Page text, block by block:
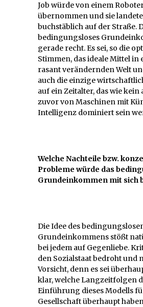
Job würde von einem
übernommen und sie
buchstäblich auf der Straße.
bedingungsloses
gerade recht. Es sei, so die
Stimmen, das ideale Mittel in
rasant verändernden Welt
auch die einzige
auf ein Zeitalter, das wie kein
zuvor von Maschinen mit
Intelligenz dominiert sein
Welche Nachteile bzw.
Probleme würde das
Grundeinkommen mit sich
Die Idee des
Grundeinkommens stößt
bei jedem auf Gegenliebe.
den Sozialstaat bedroht und
Vorsicht, denn es sei
klar, welche Langzeitfolgen
Einführung dieses Modells
Gesellschaft überhaupt